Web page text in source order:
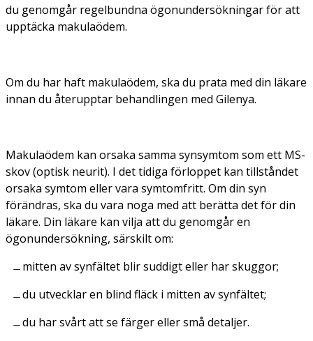
du genomgår regelbundna ögonundersökningar för att
upptäcka makulaödem.
Om du har haft makulaödem, ska du prata med din läkare
innan du återupptar behandlingen med Gilenya.
Makulaödem kan orsaka samma synsymtom som ett MS-
skov (optisk neurit). I det tidiga förloppet kan tillståndet
orsaka symtom eller vara symtomfritt. Om din syn
förändras, ska du vara noga med att berätta det för din
läkare. Din läkare kan vilja att du genomgår en
ögonundersökning, särskilt om:
mitten av synfältet blir suddigt eller har skuggor;
du utvecklar en blind fläck i mitten av synfältet;
du har svårt att se färger eller små detaljer.